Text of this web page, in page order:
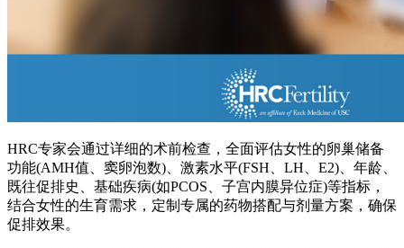
HRC专家会通过详细的术前检查，全面评估女性的卵巢储备
功能(AMH值、窦卵泡数)、激素水平(FSH、LH、E2)、年龄、
既往促排史、基础疾病(如PCOS、子宫内膜异位症)等指标，
结合女性的生育需求，定制专属的药物搭配与剂量方案，确保
促排效果。